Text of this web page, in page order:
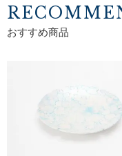
おすすめ商品